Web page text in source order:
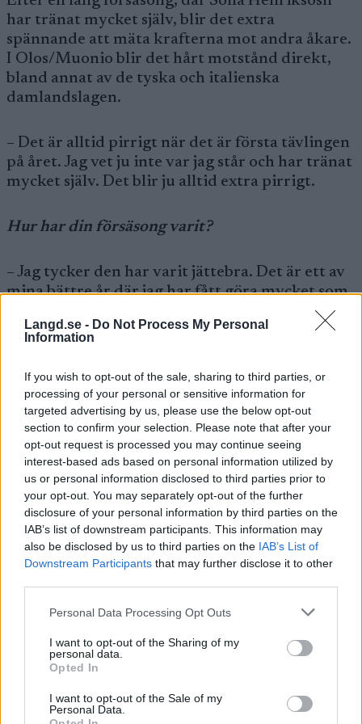
Langd.se - Do Not Process My Personal
Information
If you wish to opt-out of the sale, sharing to third parties, or
processing of your personal or sensitive information for
targeted advertising by us, please use the below opt-out
section to confirm your selection. Please note that after your
opt-out request is processed you may continue seeing
interest-based ads based on personal information utilized by
us or personal information disclosed to third parties prior to
your opt-out. You may separately opt-out of the further
disclosure of your personal information by third parties on the
IAB’s list of downstream participants. This information may
also be disclosed by us to third parties on the IAB’s List of
Downstream Participants that may further disclose it to other
Please note that this website/app uses one or more Google
not limited to your visit or usage behaviour. You may click to
grant or deny consent to Google and its third-party tags to
use your data for below specified purposes in below Google
consent section.
Personal Data Processing Opt Outs
I want to opt-out of the Sharing of my
personal data.
Opted In
I want to opt-out of the Sale of my
Personal Data.
har tränat mycket själv, blir det extra
spännande att mäta krafterna mot andra åkare.
I Olos/Muonio blir det hårt motstånd direkt,
bland annat av de tyska och italienska
damlandslagen.
– Det är alltid pirrigt när det är första tävlingen
på året. Jag vet ju inte var jag står och har tränat
mycket själv. Det blir ju alltid extra pirrigt.
Hur har din försäsong varit?
– Jag tycker den har varit jättebra. Det är ett av
mina bättre år där jag har fått göra mycket som
jag velat. Jag har fått vara skadefri och frisk hela
året.
Se också:Premiär i längdskidor och skidskytte:
Program och sändningstider
Viktiga tävlingar i Gällivare
Nästa helg startar säsongen på riktigt med
premiärtävlingar i Gällivare. Sofia säger att det
är viktiga tävlingar för att få komma ut på
världscupen.
Gällivare då kan man kanske komma ut på
världscupen. Då kan det flyta på. Kommer man
inte ut där så kommer det fler chanser, men
vägen blir ju svårare. Säsongen är också
lång. Det är inte hela säsongen som hänger på
den helgen, konstaterar hon.